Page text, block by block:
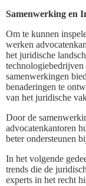
Samenwerking en
Om te kunnen
werken
het juridische
samenwerkingen
benaderingen te
van het juridische
Door de
advocatenkantoren
beter ondersteunen
In het volgende
trends die de
experts in het recht